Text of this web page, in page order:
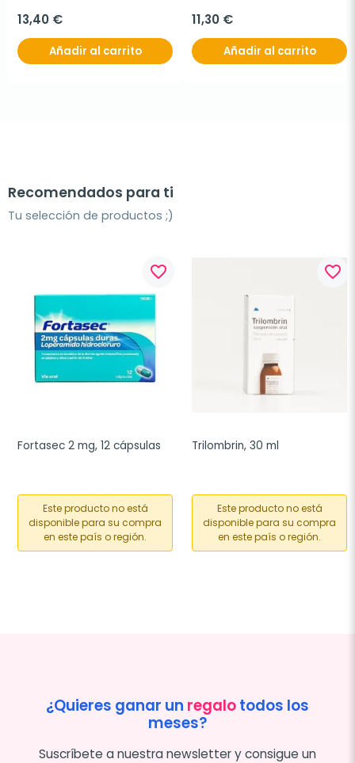
13,40 €
Añadir al carrito
11,30 €
Añadir al carrito
Recomendados para ti
Tu selección de productos ;)
favorite_border
Fortasec 2 mg, 12 cápsulas
Este producto no está
disponible para su compra
en este país o región.
favorite_border
Trilombrin, 30 ml
Este producto no está
disponible para su compra
en este país o región.
¿Quieres ganar un regalotodos los
meses?
Suscríbete a nuestra newsletter y consigue un